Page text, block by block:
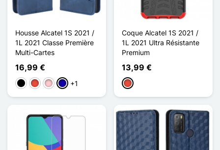
Housse Alcatel 1S 2021 /
1L 2021 Classe Première
Multi-Cartes
16,99 €
MustaPunainen
PinkkiBleu Foncé
+1
Coque Alcatel 1S 2021 /
1L 2021 Ultra Résistante
Premium
13,99 €
Punainen